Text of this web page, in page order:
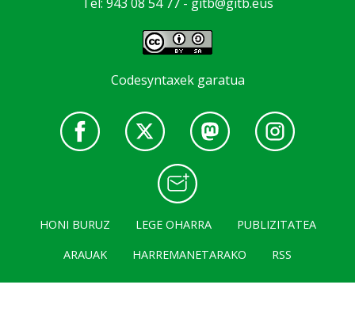
Codesyntaxek garatua
HONI BURUZ LEGE OHARRA
PUBLIZITATEA
ARAUAK
HARREMANETARAKO RSS